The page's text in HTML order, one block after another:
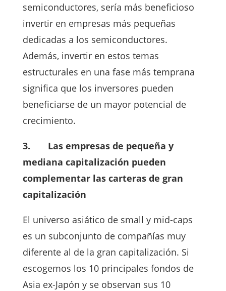
semiconductores, sería más beneficioso
invertir en empresas más pequeñas
dedicadas a los semiconductores.
Además, invertir en estos temas
estructurales en una fase más temprana
significa que los inversores pueden
beneficiarse de un mayor potencial de
crecimiento.
3. Las empresas de pequeña y
mediana capitalización pueden
complementar las carteras de gran
capitalización
El universo asiático de small y mid-caps
es un subconjunto de compañías muy
diferente al de la gran capitalización. Si
escogemos los 10 principales fondos de
Asia ex-Japón y se observan sus 10